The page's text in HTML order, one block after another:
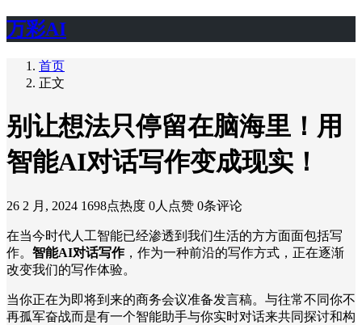
万彩AI
首页
正文
别让想法只停留在脑海里！用
智能AI对话写作变成现实！
26 2 月, 2024 1698点热度 0人点赞 0条评论
在当今时代人工智能已经渗透到我们生活的方方面面包括写
作。 智能AI对话写作，作为一种前沿的写作方式，正在逐渐
改变我们的写作体验。
当你正在为即将到来的商务会议准备发言稿。与往常不同你不
再孤军奋战而是有一个智能助手与你实时对话来共同探讨和构